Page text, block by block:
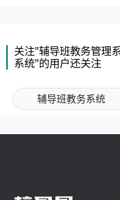
关注"辅导班教务管理
系统"的用户还关注
辅导班教务系统